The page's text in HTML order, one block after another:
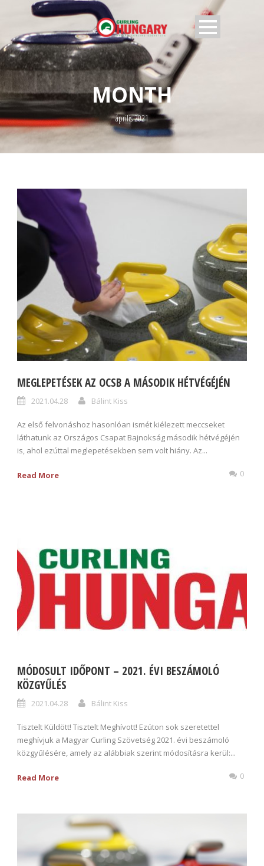
MONTH
április 2021
MEGLEPETÉSEK AZ OCSB A MÁSODIK HÉTVÉGÉJÉN
2021.04.28 Bálint Kiss
Az első felvonáshoz hasonlóan ismét kiélezett meccseket
láthatunk az Országos Csapat Bajnokság második hétvégéjén
is, ahol ezúttal meglepetésekben sem volt hiány. Az...
Read More 0
MÓDOSULT IDŐPONT – 2021. ÉVI BESZÁMOLÓ
KÖZGYŰLÉS
2021.04.28 Bálint Kiss
Tisztelt Küldött! Tisztelt Meghívott! Ezúton sok szeretettel
meghívjuk a Magyar Curling Szövetség 2021. évi beszámoló
közgyűlésére, amely az alábbiak szerint módosításra kerül:...
Read More 0